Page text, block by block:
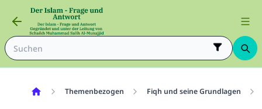
Themenbezogen Fiqh und seine Grundlagen